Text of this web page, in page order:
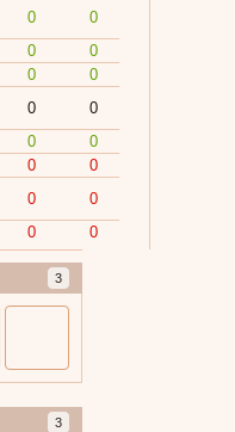
0
0
0
0
0
0
0
0
0
0
0
0
0
0
0
0
3
3